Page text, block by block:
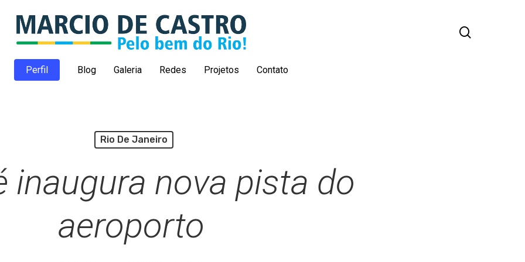
Perfil Blog Galeria Redes Projetos Contato
Rio De Janeiro
inaugura nova pista do
aeroporto